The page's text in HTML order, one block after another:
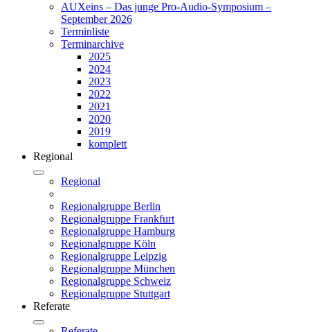
AUXeins – Das junge Pro-Audio-Symposium –
September 2026
Terminliste
Terminarchive
2025
2024
2023
2022
2021
2020
2019
komplett
Regional
Regional
Regionalgruppe Berlin
Regionalgruppe Frankfurt
Regionalgruppe Hamburg
Regionalgruppe Köln
Regionalgruppe Leipzig
Regionalgruppe München
Regionalgruppe Schweiz
Regionalgruppe Stuttgart
Referate